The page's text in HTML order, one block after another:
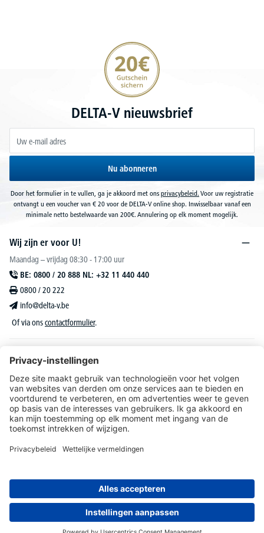
20€ korting verzekeren
DELTA-V nieuwsbrief
Nu abonneren
Door het formulier in te vullen, ga je akkoord met ons privacybeleid. Voor uw registratie
ontvangt u een voucher van € 20 voor de DELTA-V online shop. Inwisselbaar vanaf een
minimale netto bestelwaarde van 200€. Annulering op elk moment mogelijk.
Wij zijn er voor U!
Maandag – vrijdag 08:30 - 17:00 uur
BE: 0800 / 20 888 NL: +32 11 440 440
0800 / 20 222
info@delta-v.be
Of via onscontactformulier.
DELTA-V Lucas
Klantenservice
Over DELTA-V
en organisaties.
* Alle prijzen zijn excl. BTW en deze dient u bij te rekenen